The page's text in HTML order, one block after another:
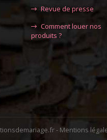
Revue de presse
Comment louer nos
produits ?
- Mentions